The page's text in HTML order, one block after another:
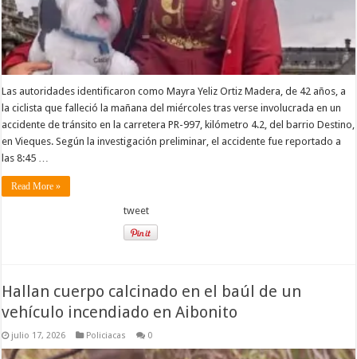
Las autoridades identificaron como Mayra Yeliz Ortiz Madera, de 42 años, a
la ciclista que falleció la mañana del miércoles tras verse involucrada en un
accidente de tránsito en la carretera PR-997, kilómetro 4.2, del barrio Destino,
en Vieques. Según la investigación preliminar, el accidente fue reportado a
las 8:45 …
Read More »
tweet
Hallan cuerpo calcinado en el baúl de un
vehículo incendiado en Aibonito
julio 17, 2026 Policiacas 0